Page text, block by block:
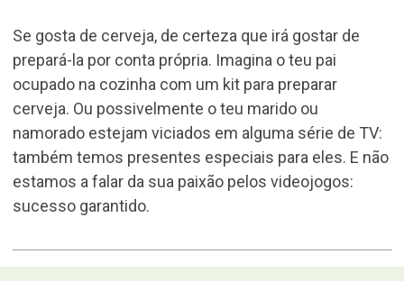
Se gosta de cerveja, de certeza que irá gostar de
prepará-la por conta própria. Imagina o teu pai
ocupado na cozinha com um kit para preparar
cerveja. Ou possivelmente o teu marido ou
namorado estejam viciados em alguma série de TV:
também temos presentes especiais para eles. E não
estamos a falar da sua paixão pelos videojogos:
sucesso garantido.